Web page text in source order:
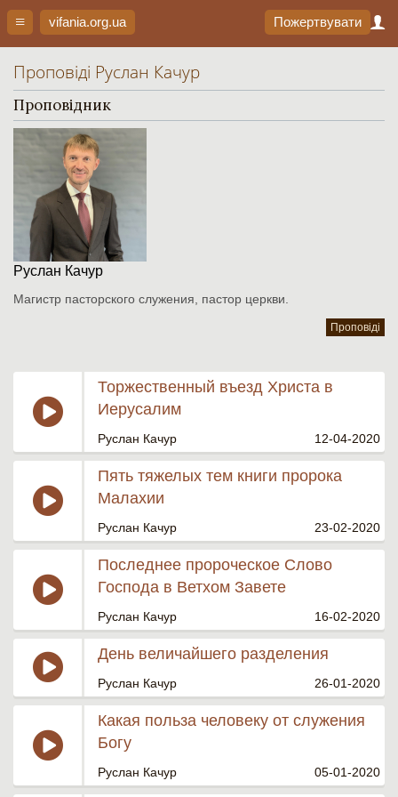
vifania.org.ua Пожертвувати
Проповіді Руслан Качур
Проповідник
Руслан Качур
Магистр пасторского служения, пастор церкви.
Проповіді
Торжественный въезд Христа в
Иерусалим
Руслан Качур 12-04-2020
Пять тяжелых тем книги пророка
Малахии
Руслан Качур 23-02-2020
Последнее пророческое Слово
Господа в Ветхом Завете
Руслан Качур 16-02-2020
День величайшего разделения
Руслан Качур 26-01-2020
Какая польза человеку от служения
Богу
Руслан Качур 05-01-2020